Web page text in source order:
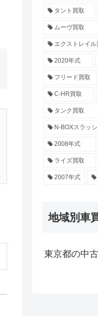
タント買取
ムーヴ買取
エクストレイル
2020年式
フリード買取
C-HR買取
タンク買取
N-BOXスラッ
2008年式
ライズ買取
2007年式
地域別車
東京都の中